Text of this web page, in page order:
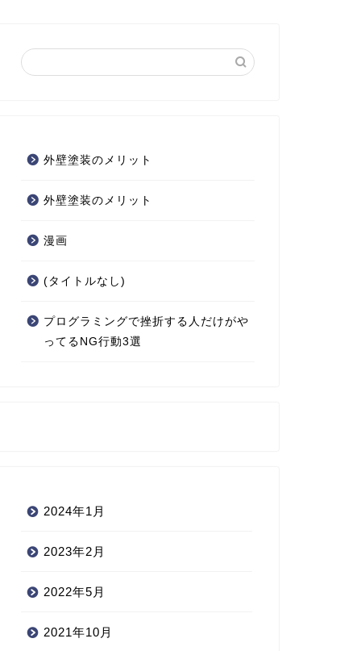
外壁塗装のメリット
外壁塗装のメリット
漫画
(タイトルなし)
プログラミングで挫折する人だけがや
ってるNG行動3選
2024年1月
2023年2月
2022年5月
2021年10月